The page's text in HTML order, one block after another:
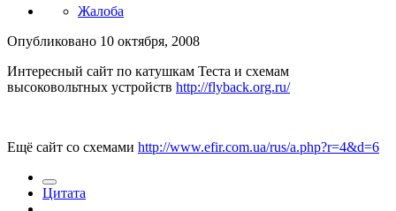
Жалоба
Опубликовано 10 октября, 2008
Интересный сайт по катушкам Теста и схемам
высоковольтных устройств http://flyback.org.ru/
Ещё сайт со схемами http://www.efir.com.ua/rus/a.php?r=4&d=6
Цитата